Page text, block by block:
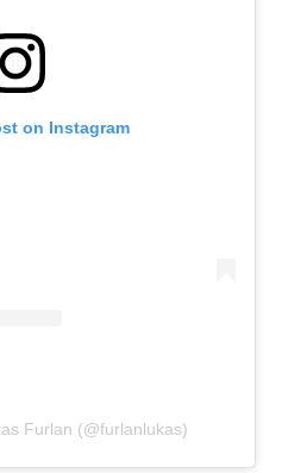
on Instagram
Furlan (@furlanlukas)